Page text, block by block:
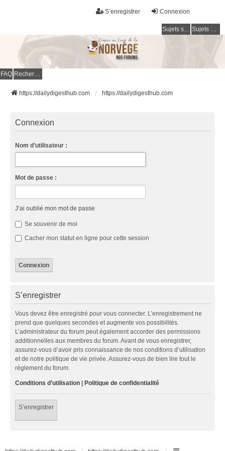
Connexion
S’enregistrer
Sujets sans réponse Sujets actifs
FAQ Rechercher
https://dailydigesthub.com https://dailydigesthub.com
Connexion
Nom d’utilisateur :
Mot de passe :
J’ai oublié mon mot de passe
Se souvenir de moi
Cacher mon statut en ligne pour cette session
S’enregistrer
Vous devez être enregistré pour vous connecter. L’enregistrement ne
prend que quelques secondes et augmente vos possibilités.
L’administrateur du forum peut également accorder des permissions
additionnelles aux membres du forum. Avant de vous enregistrer,
assurez-vous d’avoir pris connaissance de nos conditions d’utilisation
et de notre politique de vie privée. Assurez-vous de bien lire tout le
règlement du forum.
Conditions d’utilisation Politique de confidentialité
S’enregistrer